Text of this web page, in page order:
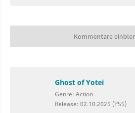
Kommentare
Ghost of Yotei
Genre: Action
Release: 02.10.2025 (PS5)